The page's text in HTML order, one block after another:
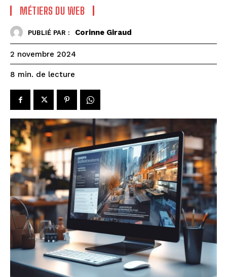
MÉTIERS DU WEB
PUBLIÉ PAR : Corinne Giraud
2 novembre 2024
8 min. de lecture